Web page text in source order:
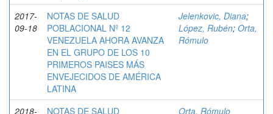
2017-
09-18
NOTAS DE SALUD
POBLACIONAL Nº 12
VENEZUELA AHORA AVANZA
EN EL GRUPO DE LOS 10
PRIMEROS PAISES MÁS
ENVEJECIDOS DE AMÉRICA
LATINA
Jelenkovic, Diana;
López, Rubén; Orta,
Rómulo
2018-
NOTAS DE SALUD
Orta, Rómulo